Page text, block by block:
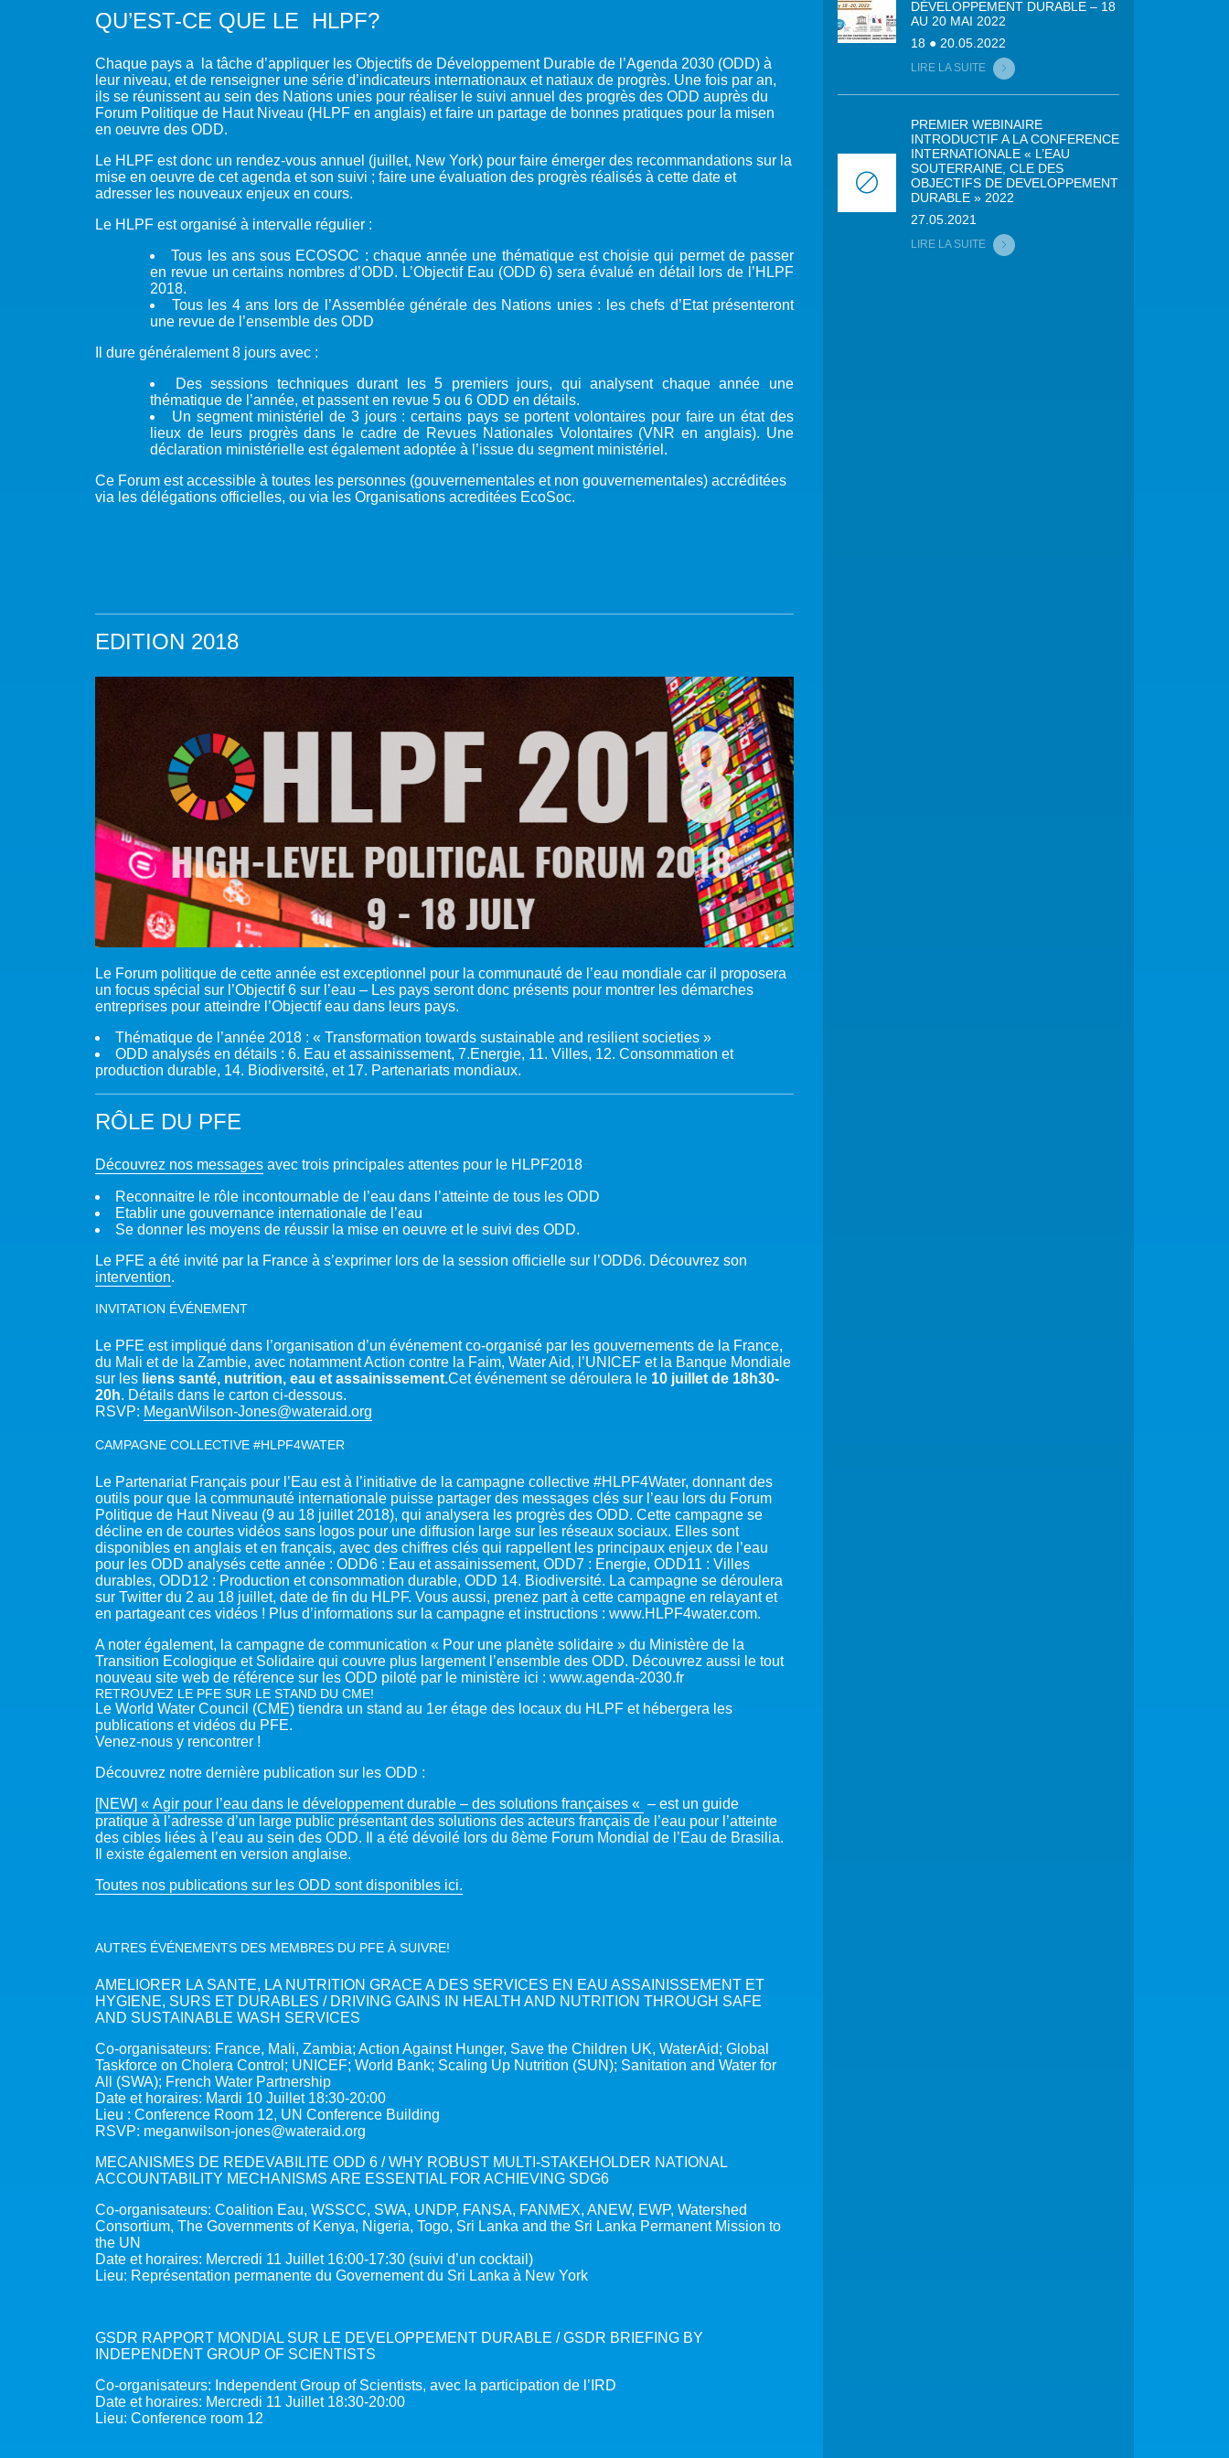
QU’EST-CE QUE LE HLPF?
Chaque pays a la tâche d’appliquer les Objectifs de Développement Durable de l’Agenda 2030 (ODD) à
leur niveau, et de renseigner une série d’indicateurs internationaux et natiaux de progrès. Une fois par an,
ils se réunissent au sein des Nations unies pour réaliser le suivi annuel des progrès des ODD auprès du
Forum Politique de Haut Niveau (HLPF en anglais) et faire un partage de bonnes pratiques pour la misen
en oeuvre des ODD.
Le HLPF est donc un rendez-vous annuel (juillet, New York) pour faire émerger des recommandations sur la
mise en oeuvre de cet agenda et son suivi ; faire une évaluation des progrès réalisés à cette date et
adresser les nouveaux enjeux en cours.
Le HLPF est organisé à intervalle régulier :
Tous les ans sous ECOSOC : chaque année une thématique est choisie qui permet de passer
en revue un certains nombres d’ODD. L’Objectif Eau (ODD 6) sera évalué en détail lors de l’HLPF
2018.
Tous les 4 ans lors de l’Assemblée générale des Nations unies : les chefs d’Etat présenteront
une revue de l’ensemble des ODD
Il dure généralement 8 jours avec :
Des sessions techniques durant les 5 premiers jours, qui analysent chaque année une
thématique de l’année, et passent en revue 5 ou 6 ODD en détails.
Un segment ministériel de 3 jours : certains pays se portent volontaires pour faire un état des
lieux de leurs progrès dans le cadre de Revues Nationales Volontaires (VNR en anglais). Une
déclaration ministérielle est également adoptée à l’issue du segment ministériel.
Ce Forum est accessible à toutes les personnes (gouvernementales et non gouvernementales) accréditées
via les délégations officielles, ou via les Organisations acreditées EcoSoc.
EDITION 2018
Le Forum politique de cette année est exceptionnel pour la communauté de l’eau mondiale car il proposera
un focus spécial sur l’Objectif 6 sur l’eau – Les pays seront donc présents pour montrer les démarches
entreprises pour atteindre l’Objectif eau dans leurs pays.
Thématique de l’année 2018 : « Transformation towards sustainable and resilient societies »
ODD analysés en détails : 6. Eau et assainissement, 7.Energie, 11. Villes, 12. Consommation et
production durable, 14. Biodiversité, et 17. Partenariats mondiaux.
RÔLE DU PFE
Découvrez nos messages avec trois principales attentes pour le HLPF2018
Reconnaitre le rôle incontournable de l’eau dans l’atteinte de tous les ODD
Etablir une gouvernance internationale de l’eau
Se donner les moyens de réussir la mise en oeuvre et le suivi des ODD.
Le PFE a été invité par la France à s’exprimer lors de la session officielle sur l’ODD6. Découvrez son
intervention.
INVITATION ÉVÉNEMENT
Le PFE est impliqué dans l’organisation d’un événement co-organisé par les gouvernements de la France,
du Mali et de la Zambie, avec notamment Action contre la Faim, Water Aid, l’UNICEF et la Banque Mondiale
sur les liens santé, nutrition, eau et assainissement.Cet événement se déroulera le 10 juillet de 18h30-
20h. Détails dans le carton ci-dessous.
RSVP: MeganWilson-Jones@wateraid.org
CAMPAGNE COLLECTIVE #HLPF4WATER
Le Partenariat Français pour l’Eau est à l’initiative de la campagne collective #HLPF4Water, donnant des
outils pour que la communauté internationale puisse partager des messages clés sur l’eau lors du Forum
Politique de Haut Niveau (9 au 18 juillet 2018), qui analysera les progrès des ODD. Cette campagne se
décline en de courtes vidéos sans logos pour une diffusion large sur les réseaux sociaux. Elles sont
disponibles en anglais et en français, avec des chiffres clés qui rappellent les principaux enjeux de l’eau
pour les ODD analysés cette année : ODD6 : Eau et assainissement, ODD7 : Energie, ODD11 : Villes
durables, ODD12 : Production et consommation durable, ODD 14. Biodiversité. La campagne se déroulera
sur Twitter du 2 au 18 juillet, date de fin du HLPF. Vous aussi, prenez part à cette campagne en relayant et
en partageant ces vidéos ! Plus d’informations sur la campagne et instructions : www.HLPF4water.com.
A noter également, la campagne de communication « Pour une planète solidaire » du Ministère de la
Transition Ecologique et Solidaire qui couvre plus largement l’ensemble des ODD. Découvrez aussi le tout
nouveau site web de référence sur les ODD piloté par le ministère ici : www.agenda-2030.fr
RETROUVEZ LE PFE SUR LE STAND DU CME!
Le World Water Council (CME) tiendra un stand au 1er étage des locaux du HLPF et hébergera les
publications et vidéos du PFE.
Venez-nous y rencontrer !
Découvrez notre dernière publication sur les ODD :
[NEW] « Agir pour l’eau dans le développement durable – des solutions françaises « – est un guide
pratique à l’adresse d’un large public présentant des solutions des acteurs français de l’eau pour l’atteinte
des cibles liées à l’eau au sein des ODD. Il a été dévoilé lors du 8ème Forum Mondial de l’Eau de Brasilia.
Il existe également en version anglaise.
Toutes nos publications sur les ODD sont disponibles ici.
AUTRES ÉVÉNEMENTS DES MEMBRES DU PFE À SUIVRE!
AMELIORER LA SANTE, LA NUTRITION GRACE A DES SERVICES EN EAU ASSAINISSEMENT ET
HYGIENE, SURS ET DURABLES / DRIVING GAINS IN HEALTH AND NUTRITION THROUGH SAFE
AND SUSTAINABLE WASH SERVICES
Co-organisateurs: France, Mali, Zambia; Action Against Hunger, Save the Children UK, WaterAid; Global
Taskforce on Cholera Control; UNICEF; World Bank; Scaling Up Nutrition (SUN); Sanitation and Water for
All (SWA); French Water Partnership
Date et horaires: Mardi 10 Juillet 18:30-20:00
Lieu : Conference Room 12, UN Conference Building
RSVP: meganwilson-jones@wateraid.org
MECANISMES DE REDEVABILITE ODD 6 / WHY ROBUST MULTI-STAKEHOLDER NATIONAL
ACCOUNTABILITY MECHANISMS ARE ESSENTIAL FOR ACHIEVING SDG6
Co-organisateurs: Coalition Eau, WSSCC, SWA, UNDP, FANSA, FANMEX, ANEW, EWP, Watershed
Consortium, The Governments of Kenya, Nigeria, Togo, Sri Lanka and the Sri Lanka Permanent Mission to
the UN
Date et horaires: Mercredi 11 Juillet 16:00-17:30 (suivi d’un cocktail)
Lieu: Représentation permanente du Governement du Sri Lanka à New York
GSDR RAPPORT MONDIAL SUR LE DEVELOPPEMENT DURABLE / GSDR BRIEFING BY
INDEPENDENT GROUP OF SCIENTISTS
Co-organisateurs: Independent Group of Scientists, avec la participation de l’IRD
Date et horaires: Mercredi 11 Juillet 18:30-20:00
Lieu: Conference room 12
DÉVELOPPEMENT DURABLE – 18
AU 20 MAI 2022
18 ● 20.05.2022
LIRE LA SUITE
PREMIER WEBINAIRE
INTRODUCTIF A LA CONFERENCE
INTERNATIONALE « L’EAU
SOUTERRAINE, CLE DES
OBJECTIFS DE DEVELOPPEMENT
DURABLE » 2022
27.05.2021
LIRE LA SUITE